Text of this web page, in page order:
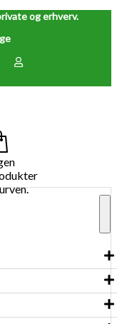
og erhverv.